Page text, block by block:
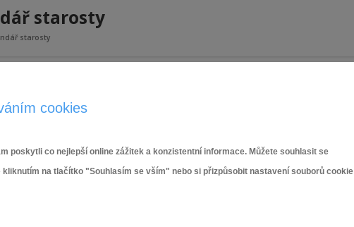
cookies
poskytli co nejlepší online zážitek a konzistentní informace. Můžete souhlasit se
na tlačítko "Souhlasím se vším" nebo si přizpůsobit nastavení souborů cookie
starosty
starosty